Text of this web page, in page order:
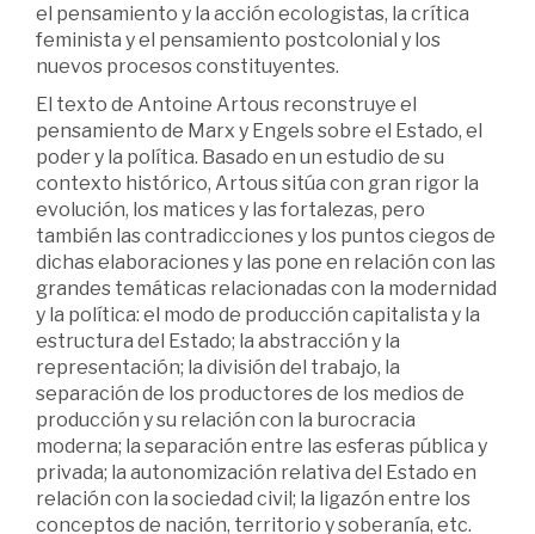
el pensamiento y la acción ecologistas, la crítica
feminista y el pensamiento postcolonial y los
nuevos procesos constituyentes.
El texto de Antoine Artous reconstruye el
pensamiento de Marx y Engels sobre el Estado, el
poder y la política. Basado en un estudio de su
contexto histórico, Artous sitúa con gran rigor la
evolución, los matices y las fortalezas, pero
también las contradicciones y los puntos ciegos de
dichas elaboraciones y las pone en relación con las
grandes temáticas relacionadas con la modernidad
y la política: el modo de producción capitalista y la
estructura del Estado; la abstracción y la
representación; la división del trabajo, la
separación de los productores de los medios de
producción y su relación con la burocracia
moderna; la separación entre las esferas pública y
privada; la autonomización relativa del Estado en
relación con la sociedad civil; la ligazón entre los
conceptos de nación, territorio y soberanía, etc.